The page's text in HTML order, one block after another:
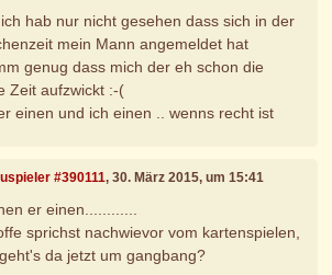
hab nur nicht gesehen dass sich in der
mein Mann angemeldet hat
genug dass mich der eh schon die
Zeit aufzwickt :-(
einen und ich einen .. wenns recht ist
#390111, 30. März 2015, um 15:41
er einen............
sprichst nachwievor vom kartenspielen,
da jetzt um gangbang?